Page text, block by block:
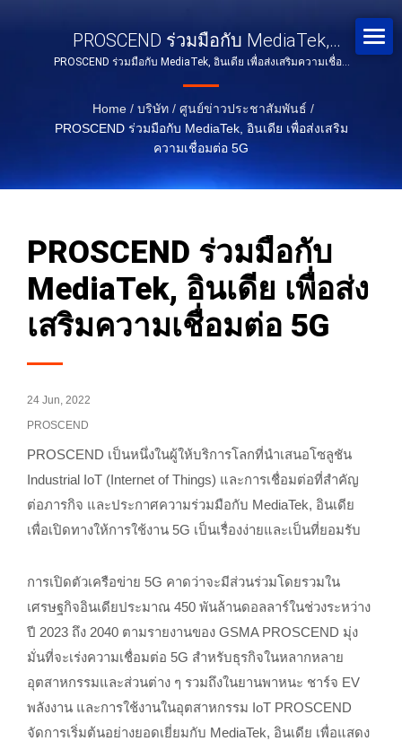
PROSCEND ร่วมมือกับ MediaTek,
อินเดีย เพื่อส่งเสริมความเชื่อมต่อ 5G
PROSCEND ร่วมมือกับ MediaTek, อินเดีย เพื่อส่งเสริมความเชื่อม
Home / บริษัท / ศูนย์ข่าวประชาสัมพันธ์ /
PROSCEND ร่วมมือกับ MediaTek, อินเดีย เพื่อส่งเสริม
ความเชื่อมต่อ 5G
PROSCEND ร่วมมือกับ
MediaTek, อินเดีย เพื่อส่ง
เสริมความเชื่อมต่อ 5G
24 Jun, 2022
PROSCEND
PROSCEND เป็นหนึ่งในผู้ให้บริการโลกที่นำเสนอโซลูชัน
Industrial IoT (Internet of Things) และการเชื่อมต่อที่สำคัญ
ต่อภารกิจ และประกาศความร่วมมือกับ MediaTek, อินเดีย
เพื่อเปิดทางให้การใช้งาน 5G เป็นเรื่องง่ายและเป็นที่ยอมรับ
การเปิดตัวเครือข่าย 5G คาดว่าจะมีส่วนร่วมโดยรวมใน
เศรษฐกิจอินเดียประมาณ 450 พันล้านดอลลาร์ในช่วงระหว่าง
ปี 2023 ถึง 2040 ตามรายงานของ GSMA PROSCEND มุ่ง
มั่นที่จะเร่งความเชื่อมต่อ 5G สำหรับธุรกิจในหลากหลาย
อุตสาหกรรมและส่วนต่าง ๆ รวมถึงในยานพาหนะ ชาร์จ EV
พลังงาน และการใช้งานในอุตสาหกรรม IoT PROSCEND
จัดการเริ่มต้นอย่างยอดเยี่ยมกับ MediaTek, อินเดีย เพื่อแสดง